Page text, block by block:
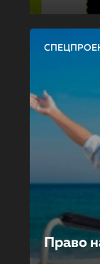
Право